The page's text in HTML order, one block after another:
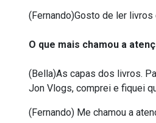
(Fernando)Gosto de ler
O que mais chamou a
(Bella)As capas dos livros.
Jon Vlogs, comprei e fiquei
(Fernando) Me chamou a